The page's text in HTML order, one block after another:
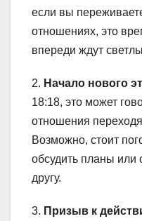
если вы
отношениях, это
впереди ждут
2. Начало нового
18:18, это может
отношения
Возможно, стоит
обсудить планы или
другу.
3. Призыв к